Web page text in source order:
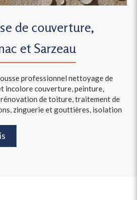
de couverture,
et Sarzeau
professionnel nettoyage de
incolore couverture, peinture,
de toiture, traitement de
zinguerie et gouttières, isolation